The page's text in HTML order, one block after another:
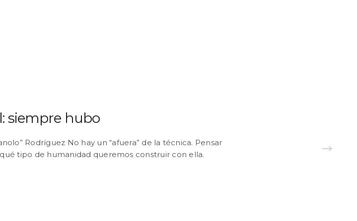
siempre hubo
Rodríguez No hay un “afuera” de la técnica. Pensar
tipo de humanidad queremos construir con ella.